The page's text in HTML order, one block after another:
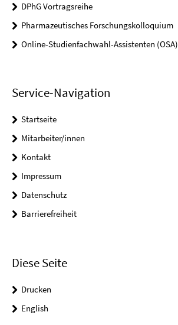
DPhG Vortragsreihe
Pharmazeutisches Forschungskolloquium
Online-Studienfachwahl-Assistenten (OSA)
Service-Navigation
Startseite
Mitarbeiter/innen
Kontakt
Impressum
Datenschutz
Barrierefreiheit
Diese Seite
Drucken
English